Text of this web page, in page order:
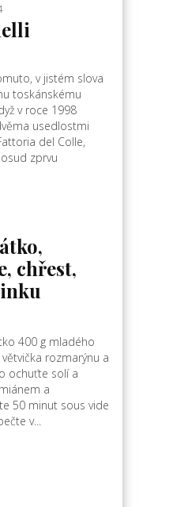
v jistém slova
toskánskému
v roce 1998
usedlostmi
del Colle,
zprvu
chřest,
400 g mladého
rozmarýnu a
ochuťte solí a
a
50 minut sous vide
v...